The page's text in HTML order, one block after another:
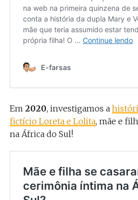
Em 2020, investigamos a
fictício Loreta e Lolita, mãe e
na África do Sul!